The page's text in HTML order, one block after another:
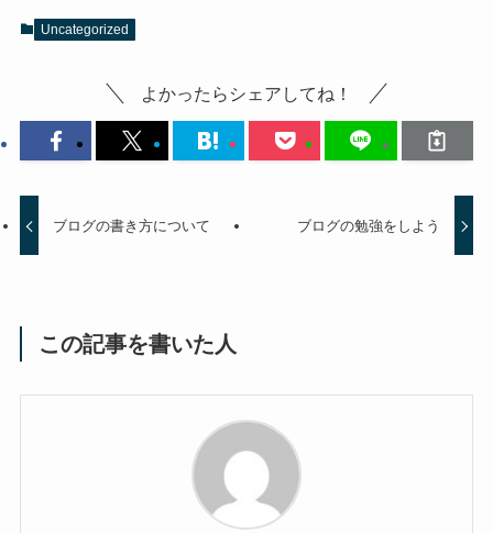
Uncategorized
よかったらシェアしてね！
ブログの書き方について ブログの勉強をしよう
この記事を書いた人